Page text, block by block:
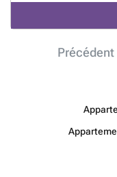
Précédent